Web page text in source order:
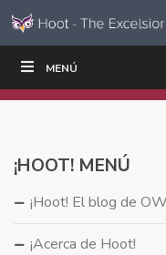
Ir al contenido
navegación
MENÚ
ESCRIBIR
¡HOOT! MENÚ
¡Hoot! El blog de
¡Acerca de Hoot!